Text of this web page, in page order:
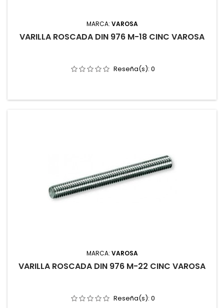
MARCA: VAROSA
VARILLA ROSCADA DIN 976 M-18 CINC VAROSA
Reseña(s): 0
MARCA: VAROSA
VARILLA ROSCADA DIN 976 M-22 CINC VAROSA
Reseña(s): 0